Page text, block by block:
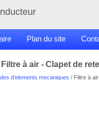
Plan du site
à air - Clapet de
d'elements mecaniques / Filtre à